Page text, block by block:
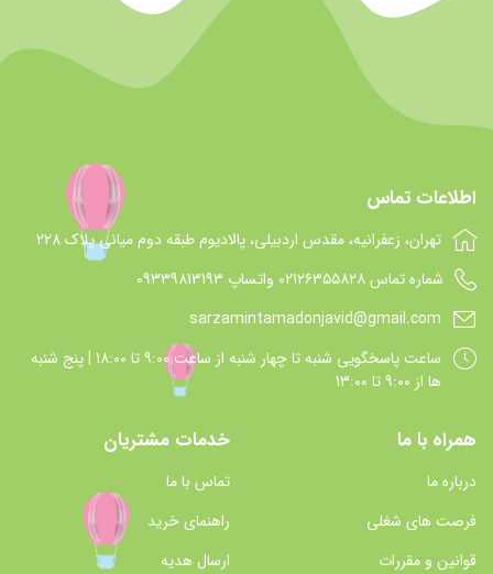
اطلاعات تماس
تهران، زعفرانیه، مقدس اردبیلی، پالادیوم طبقه دوم میانی پلاک 228
شماره تماس 021۲۶۳۵۵۸۲۸ واتساپ 09339813193
sarzamintamadonjavid@gmail.com
ساعت پاسخگويي شنبه تا چهار شنبه از ساعت 9:00 تا 18:00 | پنج شنبه
ها از 9:00 تا 13:00
همراه با ما
درباره ما
فرصت های شغلی
قوانین و مقررات
خدمات مشتریان
تماس با ما
راهنمای خرید
ارسال هدیه